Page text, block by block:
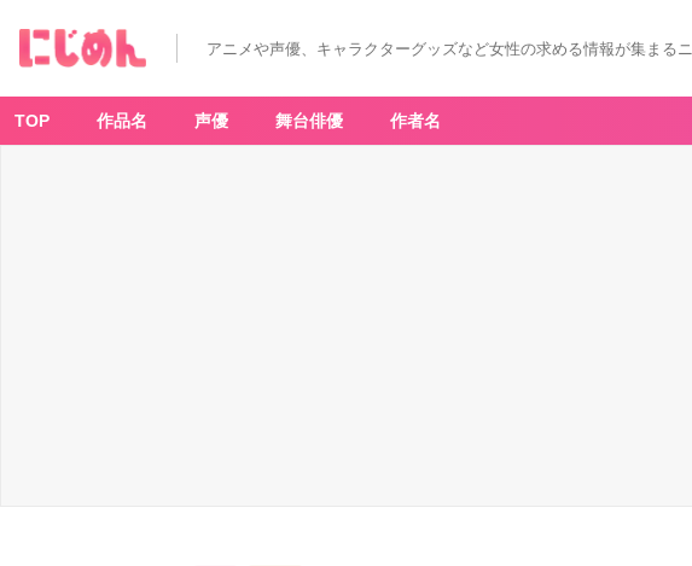
アニメや声優、キャラクターグッズなど女性の求める情報が集まる
TOP 作品名 声優 舞台俳優 作者名